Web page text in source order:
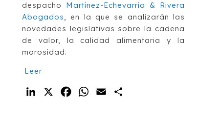
despacho Martínez-Echevarría & Rivera
Abogados, en la que se analizarán las
novedades legislativas sobre la cadena
de valor, la calidad alimentaria y la
morosidad.
Leer
LinkedIn FacebookWhatsApp
Email